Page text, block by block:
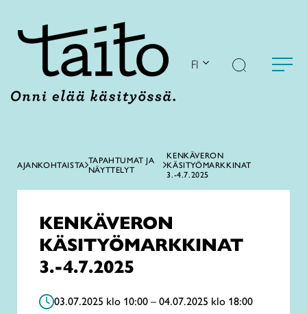
FI
AJANKOHTAISTA TAPAHTUMAT JA
NÄYTTELYT
KENKÄVERON
KÄSITYÖMARKKINAT
3.-4.7.2025
KENKÄVERON
KÄSITYÖMARKKINAT
3.-4.7.2025
03.07.2025 klo 10:00 – 04.07.2025 klo 18:00